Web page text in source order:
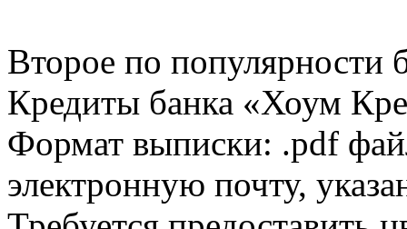
Второе по популярности
Кредиты банка «Хоум
Формат выписки: .pdf
электронную почту,